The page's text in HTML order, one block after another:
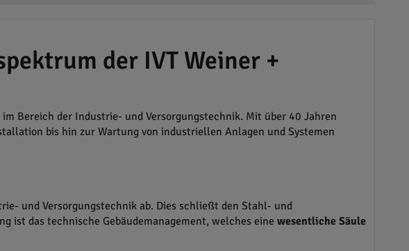
der IVT Weiner +
Bereich der Industrie- und Versorgungstechnik. Mit über 40 Jahren
bis hin zur Wartung von industriellen Anlagen und Systemen
und Versorgungstechnik ab. Dies schließt den Stahl- und
ist das technische Gebäudemanagement, welches eine wesentliche Säule